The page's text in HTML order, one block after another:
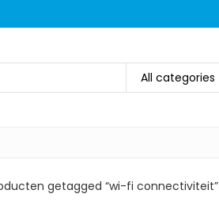
All categories
getagged “wi-fi connectiviteit”